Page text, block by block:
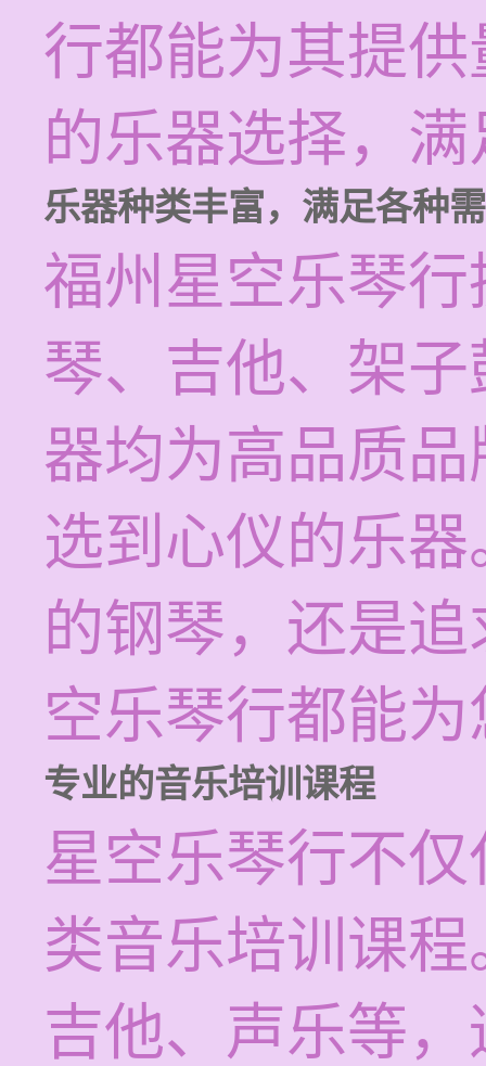
行都能为其提
的乐器选择，
乐器种类丰富，满足各种
福州星空乐琴
琴、吉他、架
器均为高品质
选到心仪的乐
的钢琴，还是
空乐琴行都能
专业的音乐培训课程
星空乐琴行不
类音乐培训课
吉他、声乐等